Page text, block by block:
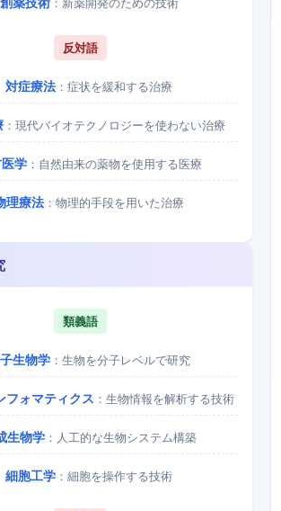
反対語
対症療法 ：症状を緩和する治療
：現代バイオテクノロジーを使わない治療
学：自然由来の薬物を使用する医療
理療法 ：物理的手段を用いた治療
類義語
生物学 ：生物を分子レベルで研究
フォマティクス ：生物情報を解析する技術
生物学：人工的な生物システム構築
細胞工学 ：細胞を操作する技術